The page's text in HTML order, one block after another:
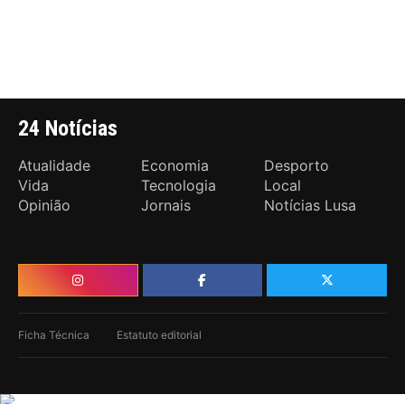
24 Notícias
Atualidade Economia
Desporto
Vida
Tecnologia
Local
Opinião
Jornais Notícias Lusa
Ficha Técnica Estatuto editorial